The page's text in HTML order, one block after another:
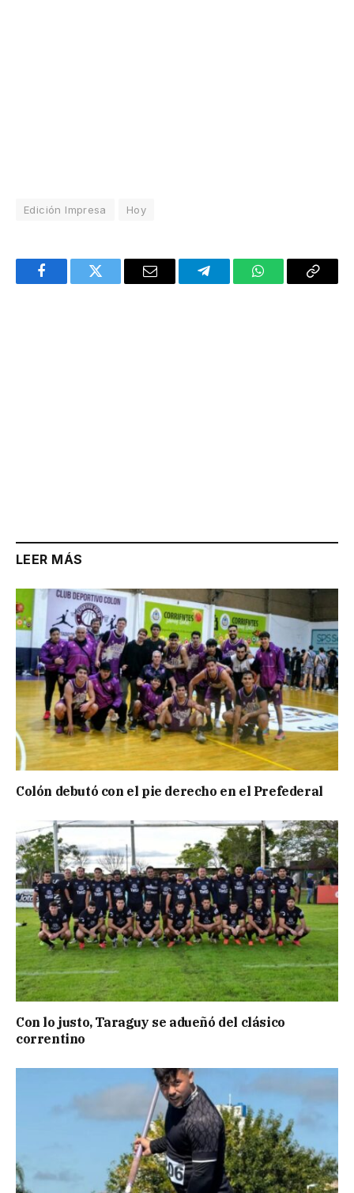
Edición Impresa Hoy
FacebookTwitter Email TelegramWhatsAppCopy
LEER MÁS
Colón debutó con el pie derecho en el Prefederal
Con lo justo, Taraguy se adueñó del clásico
correntino